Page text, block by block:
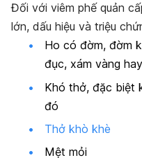
Đối với viêm phế quản
lớn, dấu hiệu và triệu
Ho có đờm, đờm
đục, xám vàng
Khó thở, đặc biệt
đó
Thở khò khè
Mệt mỏi